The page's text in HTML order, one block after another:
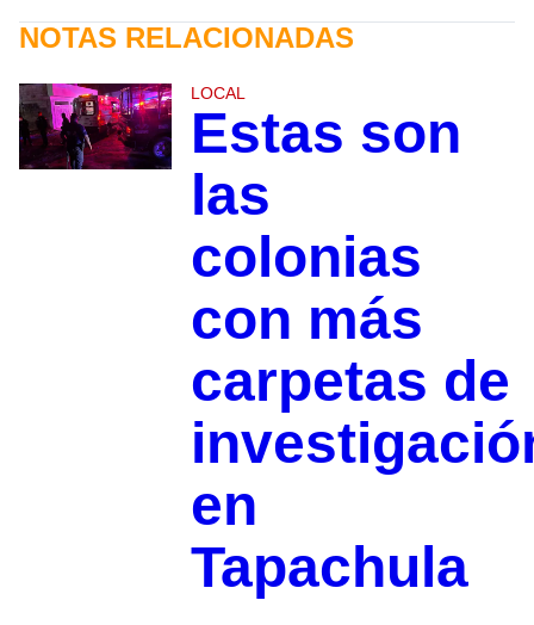
NOTAS RELACIONADAS
LOCAL
Estas son
las
colonias
con más
carpetas de
en
Tapachula